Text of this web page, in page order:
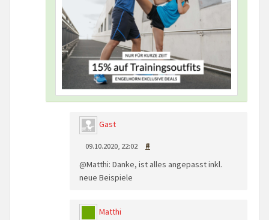
Gast
09.10.2020, 22:02 #
@Matthi: Danke, ist alles angepasst inkl.
neue Beispiele
Matthi